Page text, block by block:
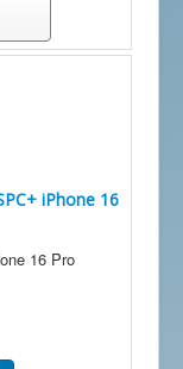
iPhone 16
16 Pro